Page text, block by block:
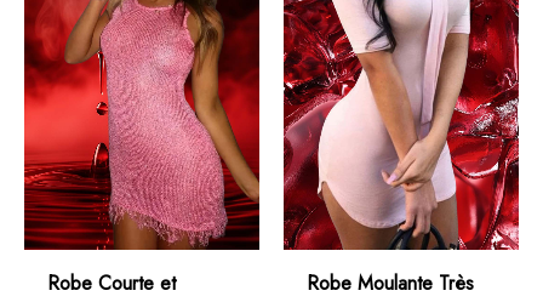
Robe Courte et
Robe Moulante Très